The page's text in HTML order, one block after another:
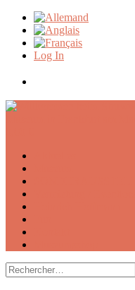
Log In
Rechercher :